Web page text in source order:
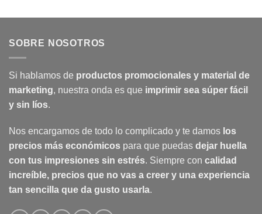
SOBRE NOSOTROS
Si hablamos de productos promocionales y material de
marketing, nuestra onda es que imprimir sea súper fácil
y sin líos.
Nos encargamos de todo lo complicado y te damos los
precios más económicos para que puedas dejar huella
con tus impresiones sin estrés. Siempre con calidad
increíble, precios que no vas a creer y una experiencia
tan sencilla que da gusto usarla.